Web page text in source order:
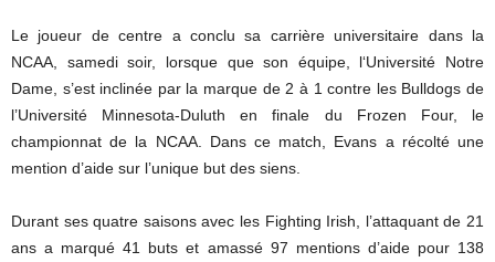
Le joueur de centre a conclu sa carrière universitaire dans la
NCAA, samedi soir, lorsque que son équipe, l‘Université Notre
Dame, s’est inclinée par la marque de 2 à 1 contre les Bulldogs de
l’Université Minnesota-Duluth en finale du Frozen Four, le
championnat de la NCAA. Dans ce match, Evans a récolté une
mention d’aide sur l’unique but des siens.
Durant ses quatre saisons avec les Fighting Irish, l’attaquant de 21
ans a marqué 41 buts et amassé 97 mentions d’aide pour 138